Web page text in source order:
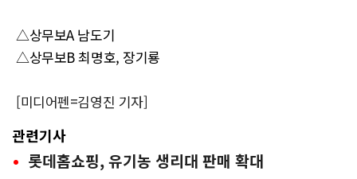
△상무보A 남도기
△상무보B 최명호, 장기룡
[미디어펜=김영진 기자]
관련기사
롯데홈쇼핑, 유기농 생리대 판매 확대